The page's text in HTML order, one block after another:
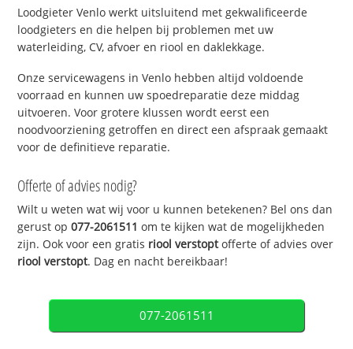
Loodgieter Venlo werkt uitsluitend met gekwalificeerde
loodgieters en die helpen bij problemen met uw
waterleiding, CV, afvoer en riool en daklekkage.
Onze servicewagens in Venlo hebben altijd voldoende
voorraad en kunnen uw spoedreparatie deze middag
uitvoeren. Voor grotere klussen wordt eerst een
noodvoorziening getroffen en direct een afspraak gemaakt
voor de definitieve reparatie.
Offerte of advies nodig?
Wilt u weten wat wij voor u kunnen betekenen? Bel ons dan
gerust op077-2061511 om te kijken wat de mogelijkheden
zijn. Ook voor een gratis riool verstoptofferte of advies over
riool verstopt. Dag en nacht bereikbaar!
077-2061511